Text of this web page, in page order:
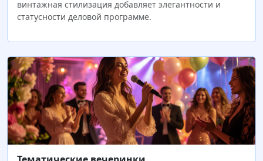
винтажная стилизация добавляет элегантности и
статусности деловой программе.